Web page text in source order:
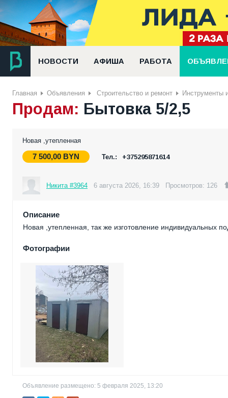
НОВОСТИ АФИША РАБОТА
Главная Объявления Строительство и ремонт Инструменты
Продам: Бытовка 5/2,5
Новая ,утепленная
7 500,00 BYN Тел.: +375295871614
Никита #3964 6 августа 2026, 16:39 Просмотров: 126
Описание
Новая ,утепленная, так же изготовление индивидуальных
Фотографии
Объявление размещено: 5 февраля 2025, 13:20